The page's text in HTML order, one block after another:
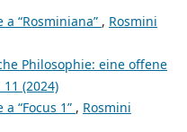
“Rosminiana” , Rosmini
Philosophie: eine offene
(2024)
“Focus 1” , Rosmini